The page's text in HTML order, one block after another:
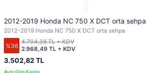
2012-2019 Honda NC 750 X DCT orta sehpa
2012-2019 Honda NC 750 X DCT orta sehpa
%36
3.502,82 TL
2.968,49 TL + KDV
4.704,38 TL + KDV